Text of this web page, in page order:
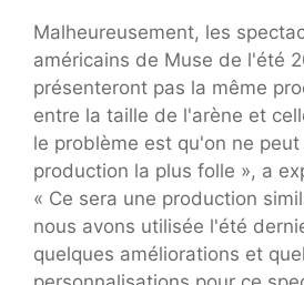
Malheureusement, les
américains de Muse de l'été
présenteront pas la même
entre la taille de l'arène et
le problème est qu'on ne
production la plus folle », a
« Ce sera une production
nous avons utilisée l'été
quelques améliorations et